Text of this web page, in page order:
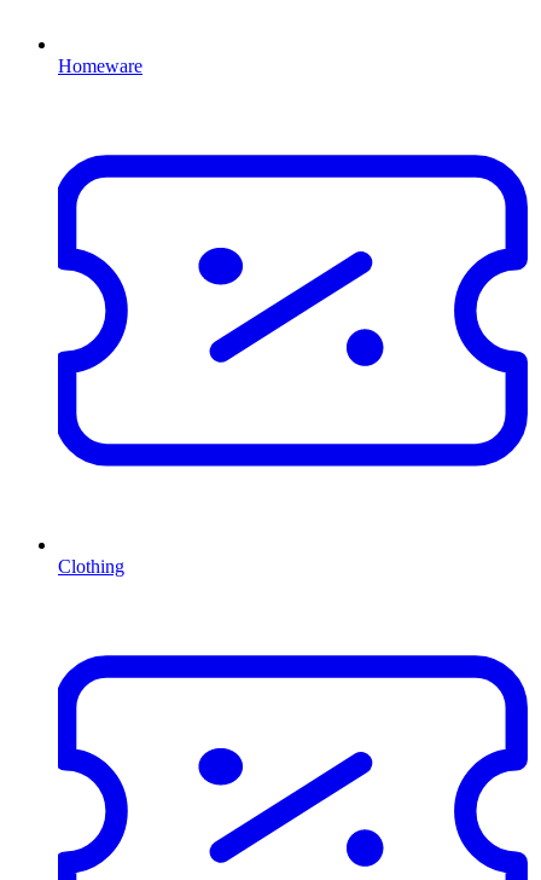
Homeware
Clothing